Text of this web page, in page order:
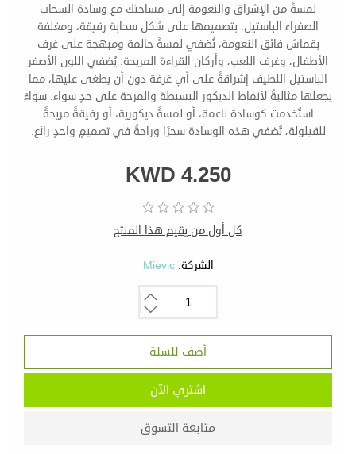
لمسةً من الإشراق والنعومة إلى مساحتك مع وسادة السحاب
الصفراء الباستيل. بتصميمها على شكل سحابة رقيقة، ومغلفة
بقماش فائق النعومة، تُضفي لمسةً حالمة ومبهجة على غرف
الأطفال، وغرف اللعب، وأركان القراءة المريحة. يُضفي اللون الأصفر
الباستيل اللطيف إشراقةً على أي غرفة دون أن يطغى عليها، مما
يجعلها مثاليةً لأنماط الديكور البسيطة والمرحة على حدٍ سواء. سواءً
استُخدمت كوسادة ناعمة، أو لمسةً ديكورية، أو رفيقةً مريحةً
للقيلولة، تُضفي هذه الوسادة سحرًا وراحةً في تصميمٍ واحدٍ رائع.
KWD 4.250
كل أول من يقيم هذا المنتج
الشركة: Mievic